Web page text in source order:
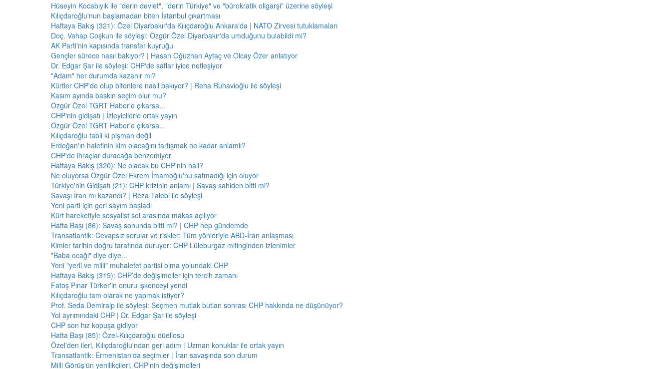
Hüseyin Kocabıyık ile "derin devlet", "derin Türkiye" ve "bürokratik oligarşi" üzerine söyleşi
Kılıçdaroğlu'nun başlamadan biten İstanbul çıkartması
Haftaya Bakış (321): Özel Diyarbakır'da Kılıçdaroğlu Ankara'da | NATO Zirvesi tutuklamaları
Doç. Vahap Coşkun ile söyleşi: Özgür Özel Diyarbakır'da umduğunu bulabildi mi?
AK Parti'nin kapısında transfer kuyruğu
Gençler sürece nasıl bakıyor? | Hasan Oğuzhan Aytaç ve Olcay Özer anlatıyor
Dr. Edgar Şar ile söyleşi: CHP'de saflar iyice netleşiyor
"Adam" her durumda kazanır mı?
Kürtler CHP'de olup bitenlere nasıl bakıyor? | Reha Ruhavioğlu ile söyleşi
Kasım ayında baskın seçim olur mu?
Özgür Özel TGRT Haber'e çıkarsa...
CHP'nin gidişatı | İzleyicilerle ortak yayın
Özgür Özel TGRT Haber'e çıkarsa...
Kılıçdaroğlu tabii ki pişman değil
Erdoğan'ın halefinin kim olacağını tartışmak ne kadar anlamlı?
CHP'de ihraçlar duracağa benzemiyor
Haftaya Bakış (320): Ne olacak bu CHP'nin hali?
Ne oluyorsa Özgür Özel Ekrem İmamoğlu'nu satmadığı için oluyor
Türkiye'nin Gidişatı (21): CHP krizinin anlamı | Savaş sahiden bitti mi?
Savaşı İran mı kazandı? | Reza Talebi ile söyleşi
Yeni parti için geri sayım başladı
Kürt hareketiyle sosyalist sol arasında makas açılıyor
Hafta Başı (86): Savaş sonunda bitti mi? | CHP hep gündemde
Transatlantik: Cevapsız sorular ve riskler: Tüm yönleriyle ABD-İran anlaşması
Kimler tarihin doğru tarafında duruyor: CHP Lüleburgaz mitinginden izlenimler
"Baba ocağı" diye diye...
Yeni "yerli ve milli" muhalefet partisi olma yolundaki CHP
Haftaya Bakış (319): CHP’de değişimciler için tercih zamanı
Fatoş Pınar Türker'in onuru işkenceyi yendi
Kılıçdaroğlu tam olarak ne yapmak istiyor?
Prof. Seda Demiralp ile söyleşi: Seçmen mutlak butlan sonrası CHP hakkında ne düşünüyor?
Yol ayrımındaki CHP | Dr. Edgar Şar ile söyleşi
CHP son hız kopuşa gidiyor
Hafta Başı (85): Özel-Kılıçdaroğlu düellosu
Özel'den ileri, Kılıçdaroğlu'ndan geri adım | Uzman konuklar ile ortak yayın
Transatlantik: Ermenistan'da seçimler | İran savaşında son durum
Milli Görüş'ün yenilikçileri, CHP'nin değişimcileri